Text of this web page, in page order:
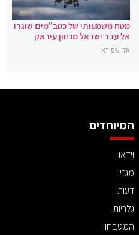
מטח משמעותי של כטב"מים שוגרו
אל עבר ישראל מכיוון עיראק
אלי שפירא
המיוחדים
וידאו
מגזין
דעות
גלריות
המטבחון